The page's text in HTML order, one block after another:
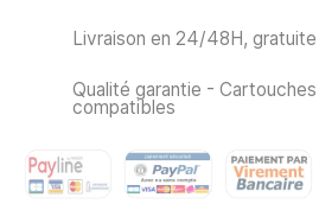
Livraison en 24/48H,
Qualité garantie -
compatibles